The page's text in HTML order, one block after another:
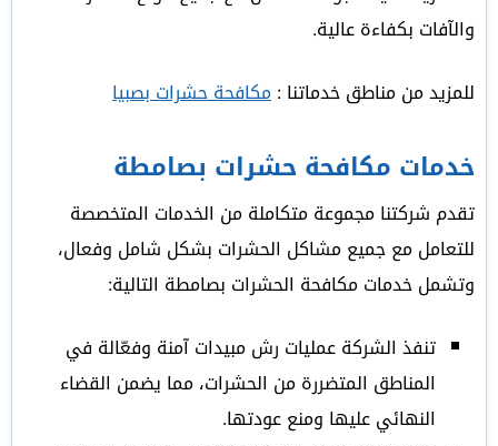
والآفات بكفاءة عالية.
للمزيد من مناطق خدماتنا :مكافحة حشرات بصبيا
خدمات مكافحة حشرات بصامطة
تقدم شركتنا مجموعة متكاملة من الخدمات المتخصصة
للتعامل مع جميع مشاكل الحشرات بشكل شامل وفعال،
وتشمل خدمات مكافحة الحشرات بصامطة التالية:
تنفذ الشركة عمليات رش مبيدات آمنة وفعّالة في
المناطق المتضررة من الحشرات، مما يضمن القضاء
النهائي عليها ومنع عودتها.